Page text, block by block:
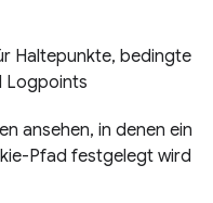
Haltepunkte, bedingte
Logpoints
ansehen, in denen ein
Pfad festgelegt wird